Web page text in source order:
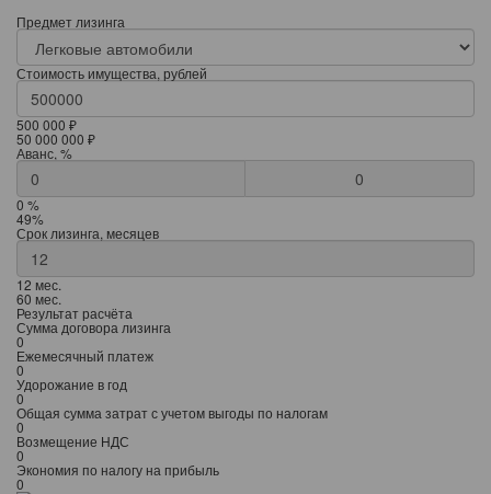
Предмет лизинга
Стоимость имущества, рублей
500 000 ₽
50 000 000 ₽
Аванс, %
0
0 %
49%
Срок лизинга, месяцев
12 мес.
60 мес.
Результат расчёта
Сумма договора лизинга
0
Ежемесячный платеж
0
Удорожание в год
0
Общая сумма затрат с учетом выгоды по налогам
0
Возмещение НДС
0
Экономия по налогу на прибыль
0